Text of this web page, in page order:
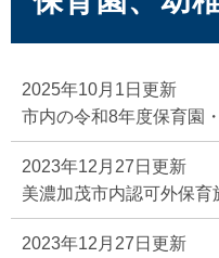
2025年10月1日更新
市内の令和8年度保育園
2023年12月27日更新
美濃加茂市内認可外保育
2023年12月27日更新